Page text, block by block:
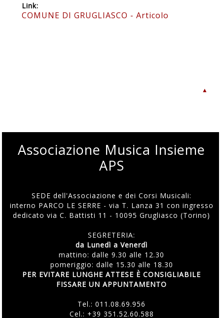
Link:
COMUNE DI GRUGLIASCO - Articolo
▲
Associazione Musica Insieme
APS
SEDE dell'Associazione e dei Corsi Musicali:
interno PARCO LE SERRE - via T. Lanza 31 con ingresso
dedicato via C. Battisti 11 - 10095 Grugliasco (Torino)
SEGRETERIA:
da Lunedì a Venerdì
mattino: dalle 9.30 alle 12.30
pomeriggio: dalle 15.30 alle 18.30
PER EVITARE LUNGHE ATTESE È CONSIGLIABILE
FISSARE UN APPUNTAMENTO
Tel.:011.08.69.956
Cel.: +39 351.52.60.588